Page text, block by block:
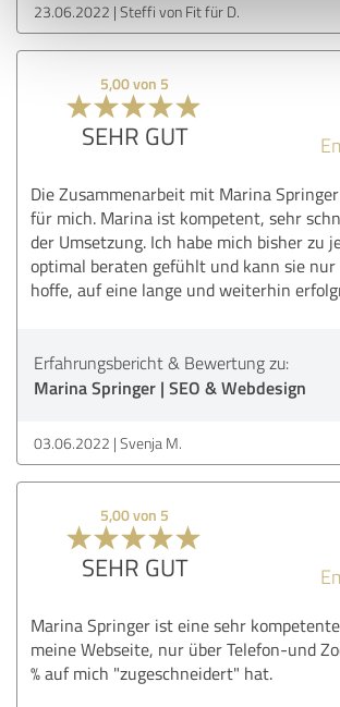
23.06.2022 Steffi von Fit für D.
5,00 von 5
SEHR GUT
Die Zusammenarbeit mit Marina
für mich. Marina ist kompetent, sehr
der Umsetzung. Ich habe mich bisher zu
optimal beraten gefühlt und kann sie nur
hoffe, auf eine lange und weiterhin
Erfahrungsbericht & Bewertung zu:
Marina Springer | SEO & Webdesign
03.06.2022 Svenja M.
5,00 von 5
SEHR GUT
Marina Springer ist eine sehr
meine Webseite, nur über Telefon-und
% auf mich "zugeschneidert" hat.